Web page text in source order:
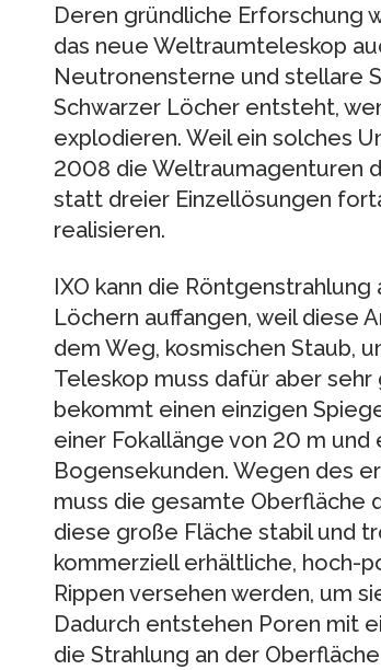
Deren gründliche Erforschung
das neue Weltraumteleskop
Neutronensterne und stellare
Schwarzer Löcher entsteht,
explodieren. Weil ein solches
2008 die Weltraumagenturen
statt dreier Einzellösungen
realisieren.
IXO kann die
Löchern auffangen, weil diese
dem Weg, kosmischen Staub,
Teleskop muss dafür aber
bekommt einen einzigen
einer Fokallänge von 20 m
Bogensekunden. Wegen des
muss die gesamte Oberfläche
diese große Fläche stabil und
kommerziell erhältliche, hoch-
Rippen versehen werden, um
Dadurch entstehen Poren mit
die Strahlung an der